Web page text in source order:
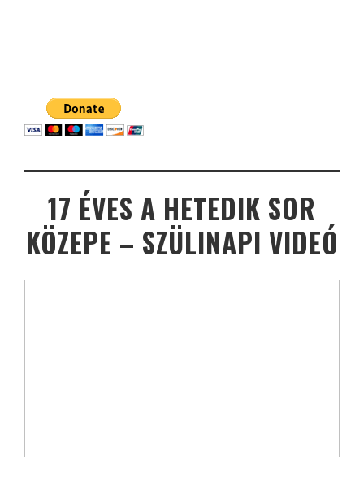
17 ÉVES A HETEDIK SOR
KÖZEPE – SZÜLINAPI VIDEÓ